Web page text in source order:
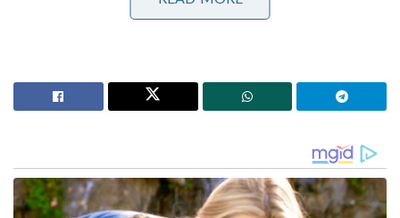
പ്രീണനം’ ; വന്ദേമാതരം സർക്കുലർ ഉടൻ
പിൻവലിക്കണമെന്ന് പിണറായി വിജയൻ
കോവിഡിനെപ്പോലെയോ
ഇൻഫ്ലുവൻസയെപ്പോലെയോ ഹന്റാവൈറസ്